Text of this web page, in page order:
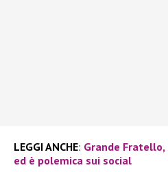
LEGGI ANCHE: Grande
ed è polemica sui social